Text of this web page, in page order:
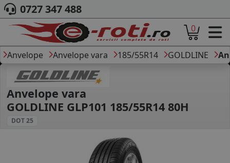
ACASA
DESPRE NOI
ANVELOPE
AUTO
CAMION
MOTO
DIMENSIUNI
PRODUCATORI ANVELOPE
0727 347 488
0
Anvelope Anvelope vara 185/55R14 GOLDLINE
Anvelope vara
GOLDLINE GLP101 185/55R14 80H
DOT 25